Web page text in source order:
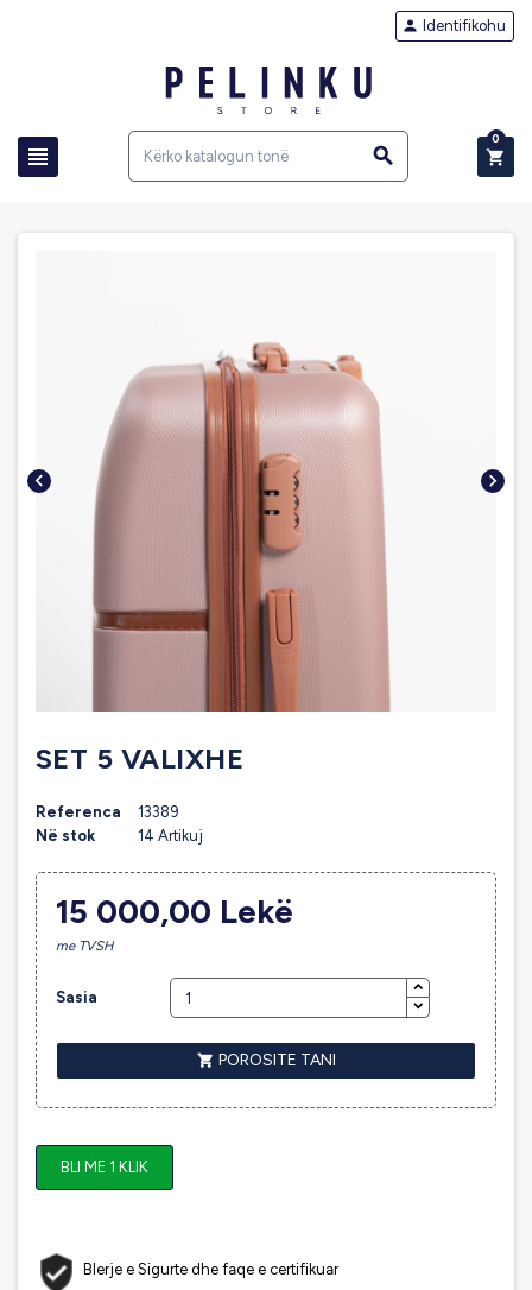
 
 Identifikohu

0
 
SET 5 VALIXHE
Referenca
13389
Në stok
14 Artikuj
15 000,00 Lekë
me TVSH
Sasia
 POROSITE TANI
BLI ME 1 KLIK
Blerje e Sigurte dhe faqe e certifikuar